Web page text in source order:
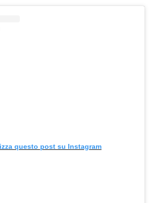
questo post su Instagram